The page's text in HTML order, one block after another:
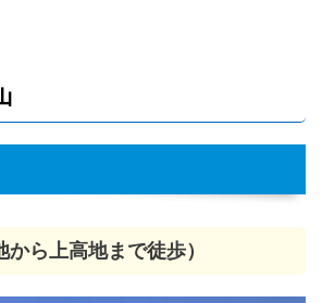
から上高地まで徒歩）